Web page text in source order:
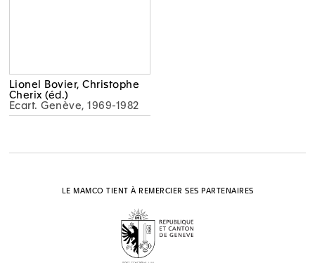
Lionel Bovier, Christophe
Cherix (éd.)
Ecart. Genève, 1969-1982
LE MAMCO TIENT À REMERCIER SES PARTENAIRES